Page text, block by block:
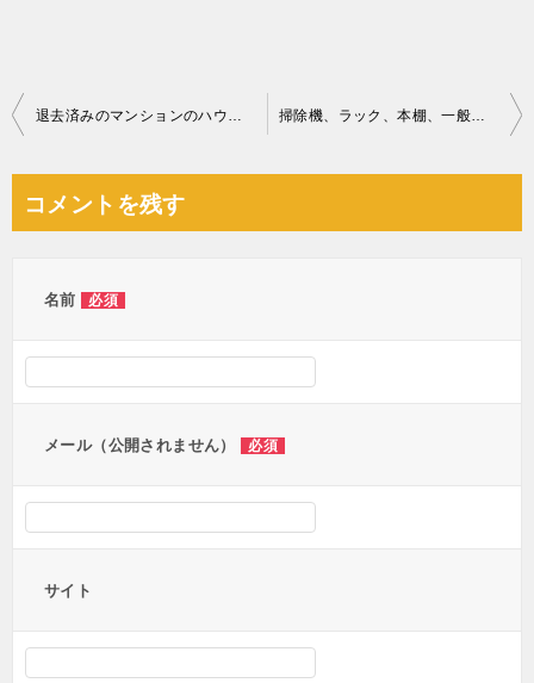
投
ビ
退去済みのマンションのハウスクリーニングご依頼 お客様の声 掃除機、ラック、本棚、一般ごみ等の回収・処分ご依頼 お客様の声
コメントを残す
名前 必須
メール（公開されません） 必須
サイト